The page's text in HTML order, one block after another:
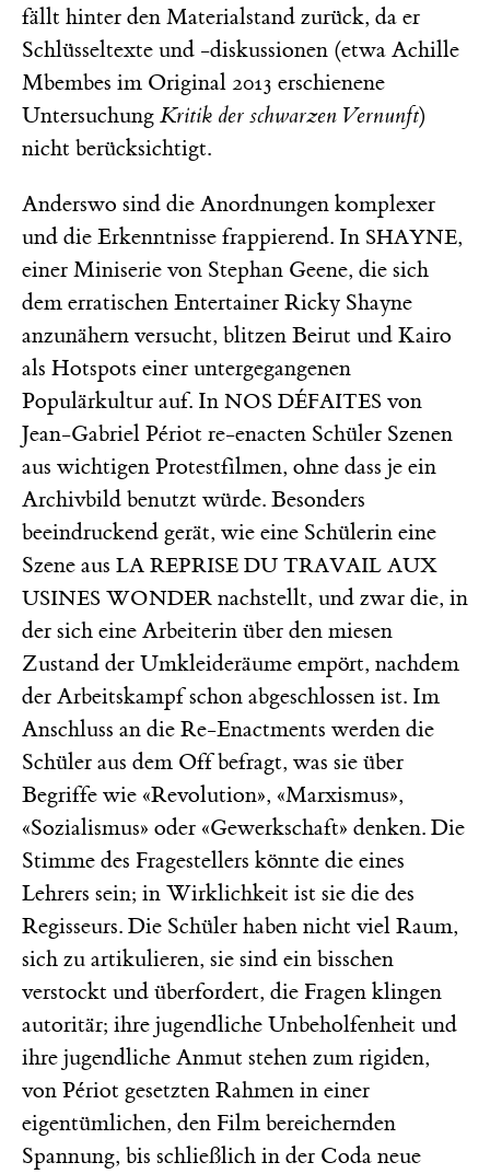
fällt hinter den Materialstand zurück, da er
Schlüsseltexte und -diskussionen (etwa Achille
Mbembes im Original 2013 erschienene
Untersuchung Kritik der schwarzen Vernunft)
nicht berücksichtigt.
Anderswo sind die Anordnungen komplexer
und die Erkenntnisse frappierend. In SHAYNE,
einer Miniserie von Stephan Geene, die sich
dem erratischen Entertainer Ricky Shayne
anzunähern versucht, blitzen Beirut und Kairo
als Hotspots einer untergegangenen
Populärkultur auf. In NOS DÉFAITES von
Jean-Gabriel Périot re-enacten Schüler Szenen
aus wichtigen Protestfilmen, ohne dass je ein
Archivbild benutzt würde. Besonders
beeindruckend gerät, wie eine Schülerin eine
Szene aus LA REPRISE DU TRAVAIL AUX
USINES WONDER nachstellt, und zwar die, in
der sich eine Arbeiterin über den miesen
Zustand der Umkleideräume empört, nachdem
der Arbeitskampf schon abgeschlossen ist. Im
Anschluss an die Re-Enactments werden die
Schüler aus dem Off befragt, was sie über
Begriffe wie «Revolution», «Marxismus»,
«Sozialismus» oder «Gewerkschaft» denken. Die
Stimme des Fragestellers könnte die eines
Lehrers sein; in Wirklichkeit ist sie die des
Regisseurs. Die Schüler haben nicht viel Raum,
sich zu artikulieren, sie sind ein bisschen
verstockt und überfordert, die Fragen klingen
autoritär; ihre jugendliche Unbeholfenheit und
ihre jugendliche Anmut stehen zum rigiden,
von Périot gesetzten Rahmen in einer
eigentümlichen, den Film bereichernden
Spannung, bis schließlich in der Coda neue